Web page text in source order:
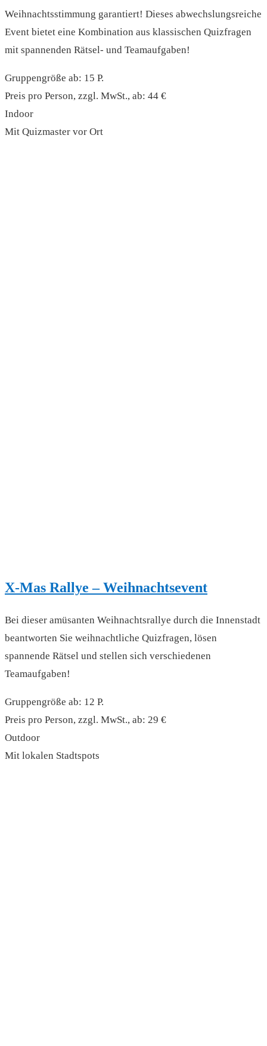
Weihnachtsstimmung garantiert! Dieses abwechslungsreiche
Event bietet eine Kombination aus klassischen Quizfragen
mit spannenden Rätsel- und Teamaufgaben!
Gruppengröße ab: 15 P.
Preis pro Person, zzgl. MwSt., ab: 44 €
Indoor
Mit Quizmaster vor Ort
X-Mas Rallye – Weihnachtsevent
Bei dieser amüsanten Weihnachtsrallye durch die Innenstadt
beantworten Sie weihnachtliche Quizfragen, lösen
spannende Rätsel und stellen sich verschiedenen
Teamaufgaben!
Gruppengröße ab: 12 P.
Preis pro Person, zzgl. MwSt., ab: 29 €
Outdoor
Mit lokalen Stadtspots